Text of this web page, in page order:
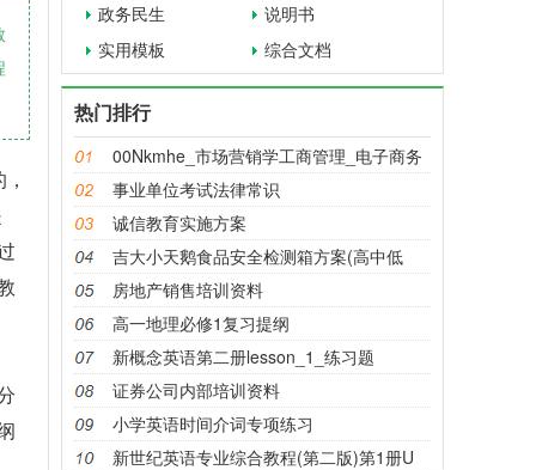
政务民生
说明书
实用模板
综合文档
热门排行
00Nkmhe_市场营销学工商管理_电子商务
_
事业单位考试法律常识
诚信教育实施方案
吉大小天鹅食品安全检测箱方案(高中低
房地产销售培训资料
高一地理必修1复习提纲
新概念英语第二册lesson_1_练习题
证券公司内部培训资料
小学英语时间介词专项练习
新世纪英语专业综合教程(第二版)第1册U